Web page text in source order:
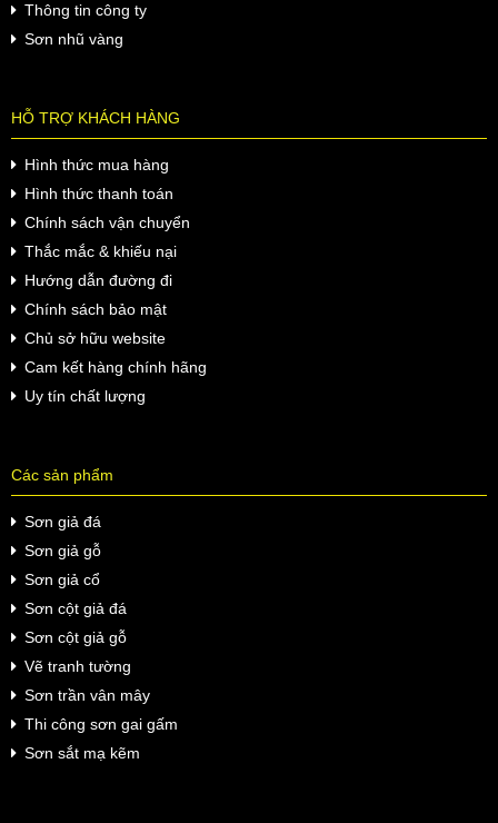
Thông tin công ty
Sơn nhũ vàng
HỖ TRỢ KHÁCH HÀNG
Hình thức mua hàng
Hình thức thanh toán
Chính sách vận chuyển
Thắc mắc & khiếu nại
Hướng dẫn đường đi
Chính sách bảo mật
Chủ sở hữu website
Cam kết hàng chính hãng
Uy tín chất lượng
Các sản phẩm
Sơn giả đá
Sơn giả gỗ
Sơn giả cổ
Sơn cột giả đá
Sơn cột giả gỗ
Vẽ tranh tường
Sơn trần vân mây
Thi công sơn gai gấm
Sơn sắt mạ kẽm